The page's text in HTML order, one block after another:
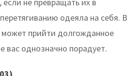
одеяла на себя. В
прийти долгожданное
вас однозначно порадует.